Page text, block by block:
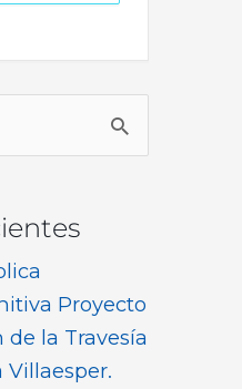
Proyecto
la Travesía
Villaesper.